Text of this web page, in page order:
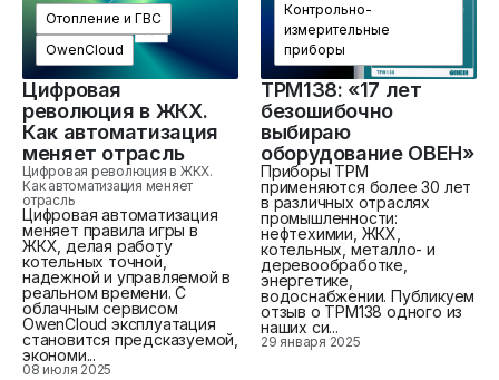
Отопление и ГВС
OwenCloud
Цифровая
революция в ЖКХ.
Как автоматизация
меняет отрасль
Цифровая революция в ЖКХ.
Как автоматизация меняет
отрасль
Цифровая автоматизация
меняет правила игры в
ЖКХ, делая работу
котельных точной,
надежной и управляемой в
реальном времени. С
облачным сервисом
OwenCloud эксплуатация
становится предсказуемой,
экономи...
08 июля 2025
Контрольно-
измерительные
приборы
ТРМ138: «17 лет
безошибочно
выбираю
оборудование ОВЕН»
Приборы ТРМ
применяются более 30 лет
в различных отраслях
промышленности:
нефтехимии, ЖКХ,
котельных, металло- и
деревообработке,
энергетике,
водоснабжении. Публикуем
отзыв о ТРМ138 одного из
наших си...
29 января 2025